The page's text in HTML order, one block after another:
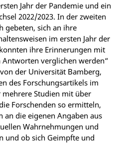
Jahr der Pandemie und ein
2022/2023. In der zweiten
gebeten, sich an ihre
im ersten Jahr der
ihre Erinnerungen mit
verglichen werden“
der Universität Bamberg,
des Forschungsartikels im
mehrere Studien mit über
Forschenden so ermitteln,
die eigenen Angaben aus
Wahrnehmungen und
und ob sich Geimpfte und